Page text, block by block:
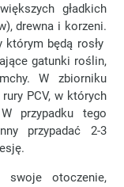
gładkich
drewna i korzeni.
którym będą rosły
gatunki roślin,
W zbiorniku
PCV, w których
przypadku tego
przypadać 2-3
swoje otoczenie,